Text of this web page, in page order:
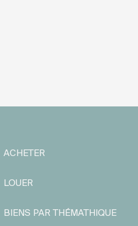
ACHETER
LOUER
BIENS PAR THÉMATHIQUE